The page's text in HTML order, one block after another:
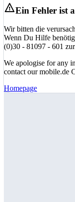
Ein Fehler ist
Wir bitten die
Wenn Du Hilfe
(0)30 - 81097 - 601
We apologise for any
contact our mobile.de
Homepage